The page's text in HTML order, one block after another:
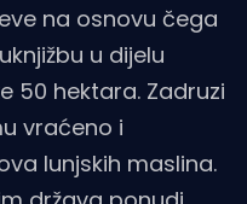
na osnovu čega
u dijelu
50 hektara. Zadruzi
vraćeno i
lunjskih maslina.